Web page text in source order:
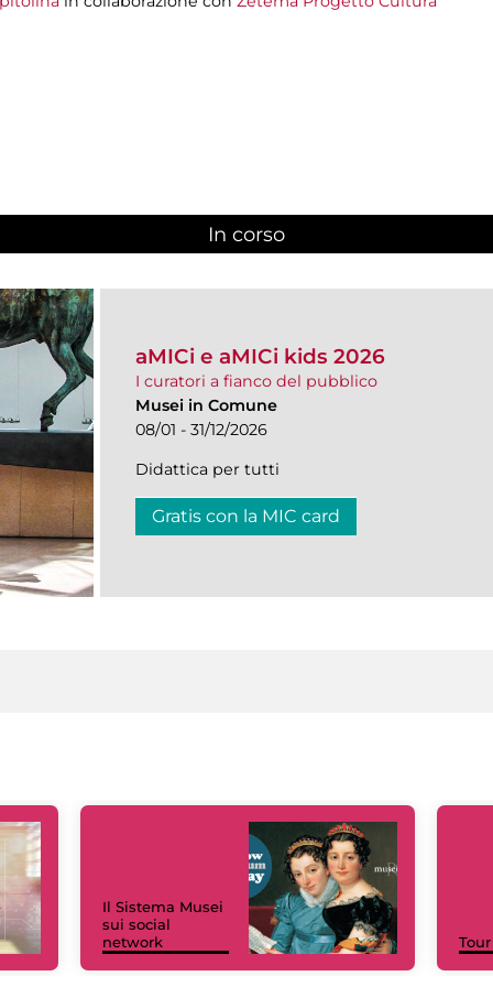
In corso
aMICi e aMICi kids 2026
I curatori a fianco del pubblico
Musei in Comune
08/01 - 31/12/2026
Didattica per tutti
Gratis con la MIC card
Il Sistema Musei
sui social
network